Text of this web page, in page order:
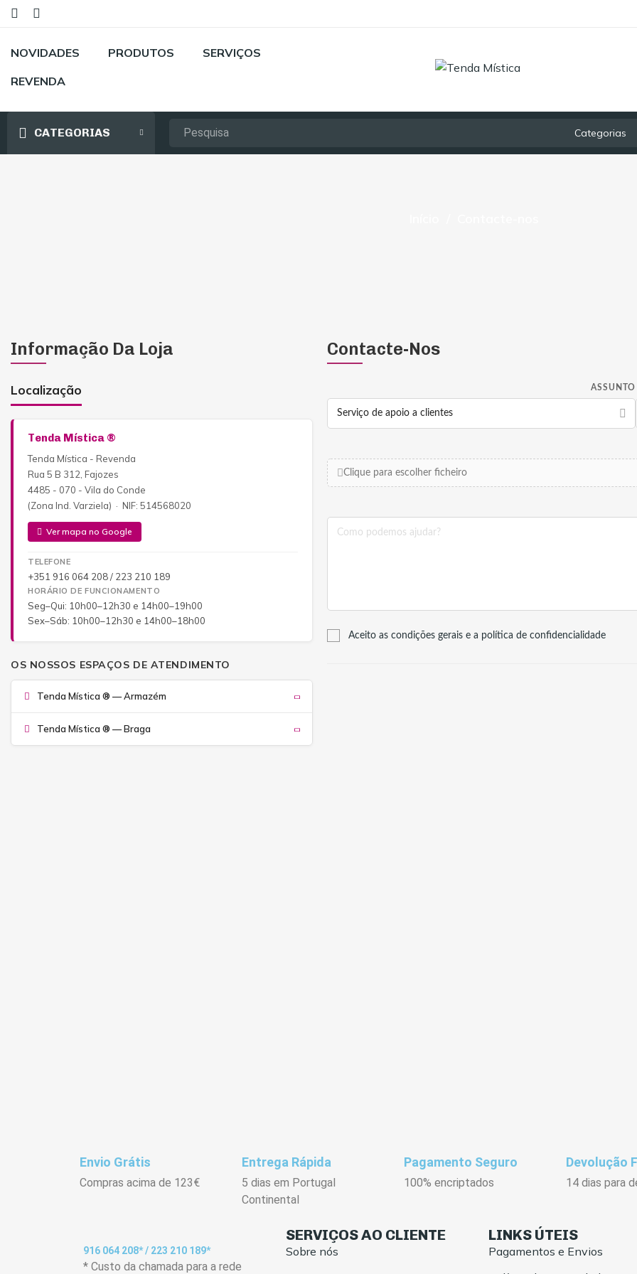
NOVIDADES PRODUTOS
SERVIÇOS
REVENDA
CATEGORIAS Categorias
Informação Da Loja
Localização
Tenda Mística ®
Tenda Mística - Revenda
Rua 5 B 312, Fajozes
4485 - 070 - Vila do Conde
(Zona Ind. Varziela) · NIF: 514568020
Ver mapa no Google
TELEFONE
+351 916 064 208 / 223 210 189
HORÁRIO DE FUNCIONAMENTO
Seg–Qui: 10h00–12h30 e 14h00–19h00
Sex–Sáb: 10h00–12h30 e 14h00–18h00
OS NOSSOS ESPAÇOS DE ATENDIMENTO
Tenda Mística ® — Armazém
Tenda Mística ® — Braga
Contacte-Nos
ASSUNTO
Clique para escolher ficheiro
Aceito as condições gerais e a política de confidencialidade
Envio Grátis
Compras acima de 123€
Entrega Rápida
5 dias em Portugal
Continental
Pagamento Seguro
100% encriptados
Devolução
14 dias para
916 064 208* / 223 210 189*
* Custo da chamada para a rede
SERVIÇOS AO CLIENTE
Sobre nós
LINKS ÚTEIS
Pagamentos e Envios